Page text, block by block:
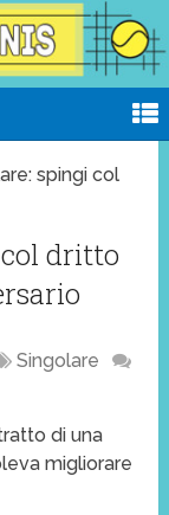
spingi col
dritto
Singolare
di una
migliorare